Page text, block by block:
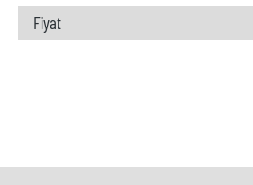
Fiyat